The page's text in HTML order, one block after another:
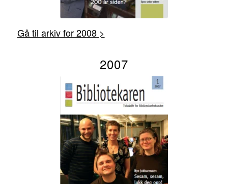
Gå til arkiv for 2008 >
2007